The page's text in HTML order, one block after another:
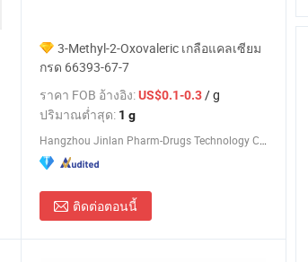
3-Methyl-2-Oxovaleric เกลือแคลเซียม
กรด 66393-67-7
ราคา FOB อ้างอิง:US$0.1-0.3/ g
ปริมาณต่ำสุด: 1 g
ติดต่อตอนนี้